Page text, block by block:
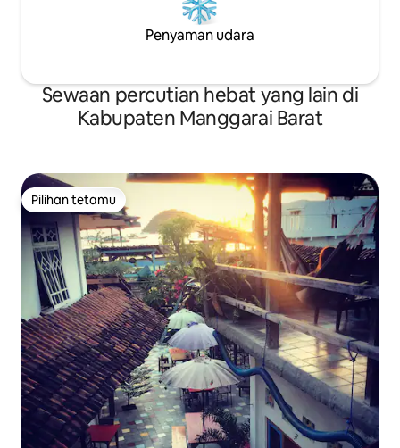
Penyaman udara
Sewaan percutian hebat yang lain di
Kabupaten Manggarai Barat
Pilihan tetamu
Pilihan tetamu